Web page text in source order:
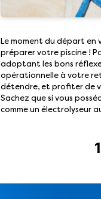
Le moment du départ en
préparer votre piscine !
adoptant les bons
opérationnelle à votre
détendre, et profiter de
Sachez que si vous
comme un électrolyseur
1